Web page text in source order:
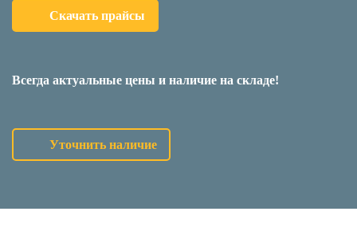
Скачать прайсы
Всегда актуальные цены и наличие на складе!
Уточнить наличие